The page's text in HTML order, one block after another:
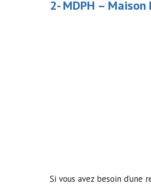
2- MDPH – Maison
Si vous avez besoin